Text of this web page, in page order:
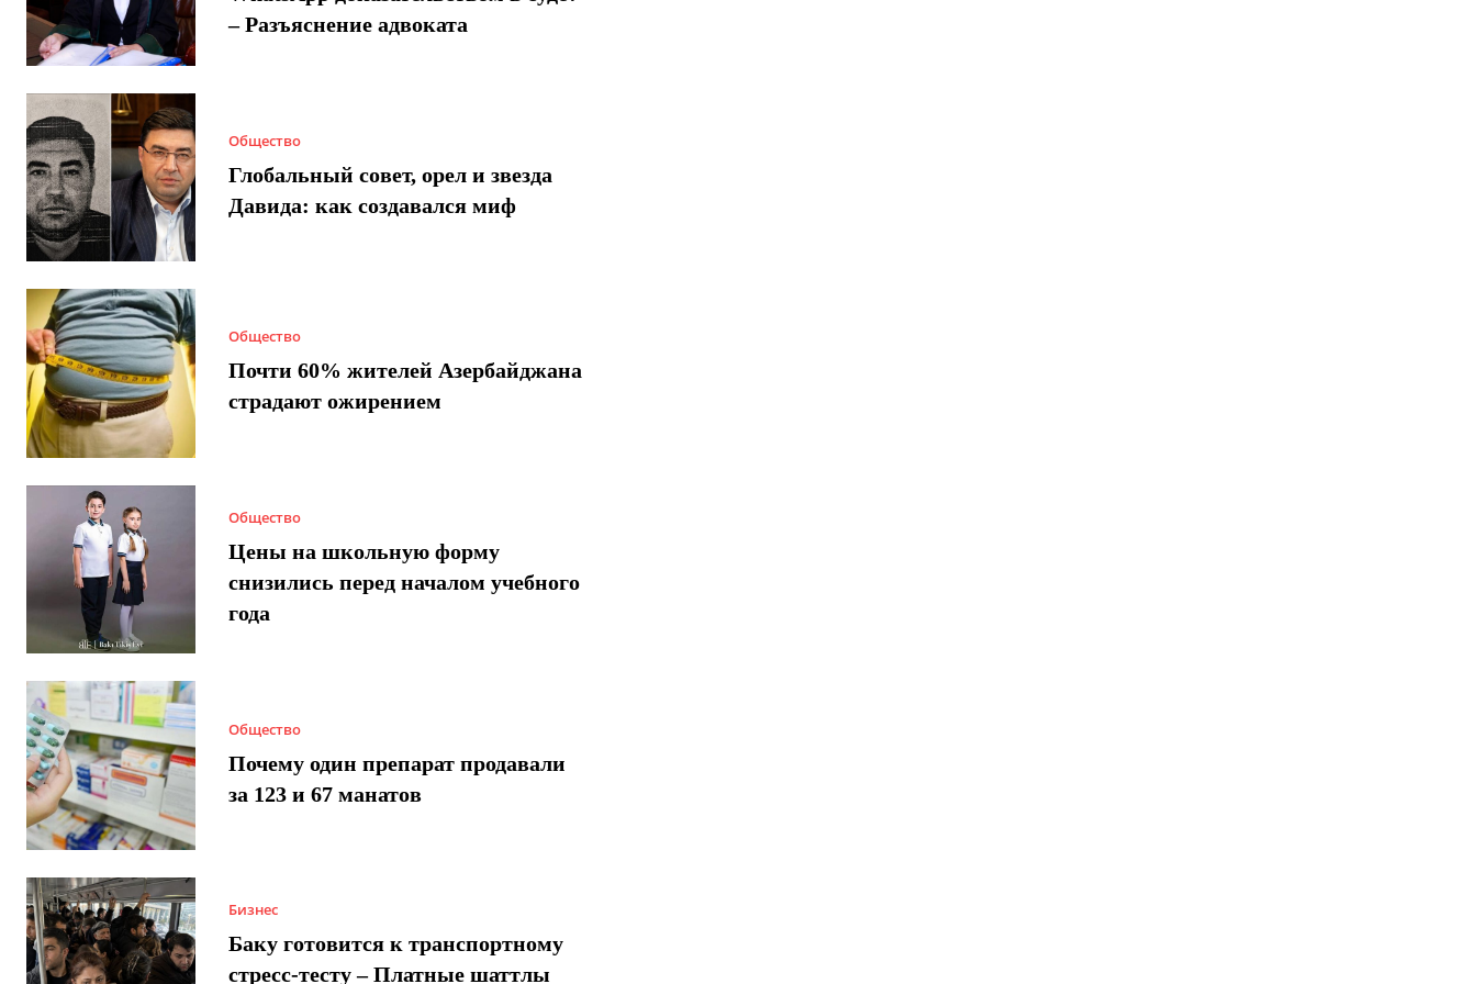
– Разъяснение адвоката
Общество
Глобальный совет, орел и звезда
Давида: как создавался миф
Общество
Почти 60% жителей Азербайджана
страдают ожирением
Общество
Цены на школьную форму
снизились перед началом учебного
года
Общество
Почему один препарат продавали
за 123 и 67 манатов
Бизнес
Баку готовится к транспортному
стресс-тесту – Платные шаттлы